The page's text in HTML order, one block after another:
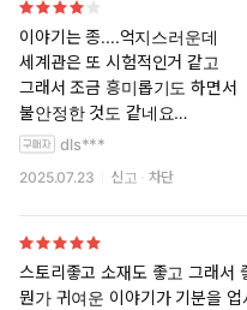
이야기는 종....억지스러운데
세계관은 또 시험적인거 같고
그래서 조금 흥미롭기도 하면서
불안정한 것도 같네요
그래도 시도는 좋았고 내용도
완성도에 있어서 조금 어설퍼서
별 하나 뺐어요
dls***
2025.07.23 신고 차단
스토리좋고 소재도 좋고 그래
뭔가 귀여운 이야기가 기분을